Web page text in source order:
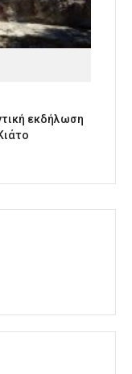
εκδήλωση